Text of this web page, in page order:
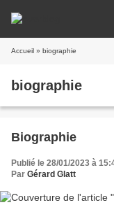
Accueil » biographie
biographie
Biographie
Publié le 28/01/2023 à
Par Gérard Glatt